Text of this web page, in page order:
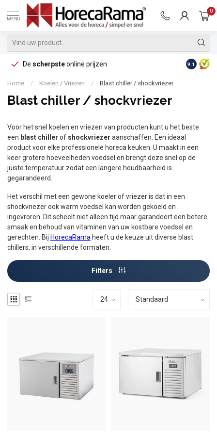
MENU
0
De scherpsteonline prijzen Op
9.1
Home / Koelen / Vriezen / Blast chiller / shockvriezer
Blast chiller / shockvriezer
Voor het snel koelen en vriezen van producten kunt u het beste
een blast chiller of shockvriezer aanschaffen. Een ideaal
product voor elke professionele horeca keuken. U maakt in een
keer grotere hoeveelheden voedsel en brengt deze snel op de
juiste temperatuur zodat een langere houdbaarheid is
gegarandeerd.
Het verschil met een gewone koeler of vriezer is dat in een
shockvriezer ook warm voedsel kan worden gekoeld en
ingevroren. Dit scheelt niet alleen tijd maar garandeert een betere
smaak en behoud van vitaminen van uw kostbare voedsel en
gerechten. Bij HorecaRama heeft u de keuze uit diverse blast
chillers, in verschillende formaten.
Filters